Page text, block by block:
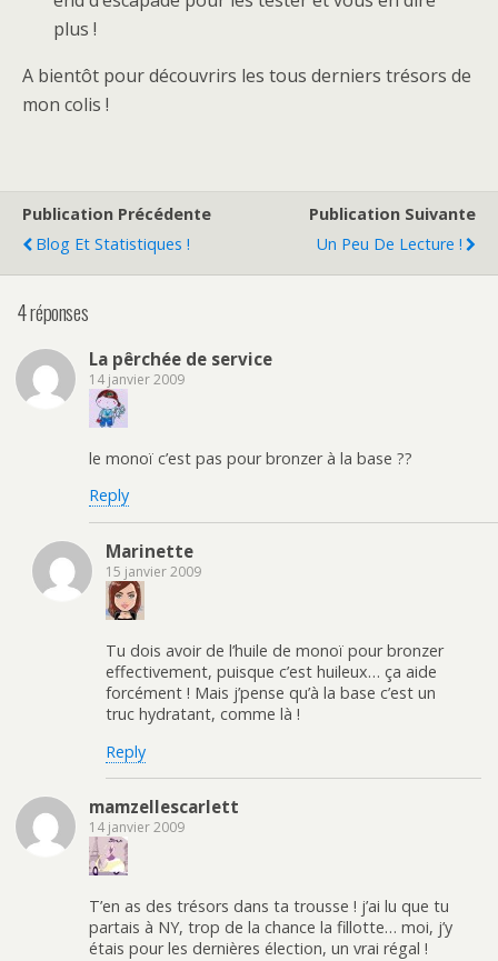
plus !
A bientôt pour découvrirs les tous derniers trésors de
mon colis !
Publication Précédente
Blog Et Statistiques !
Publication Suivante
Un Peu De Lecture !
4 réponses
La pêrchée de service
14 janvier 2009
le monoï c’est pas pour bronzer à la base ??
Reply
Marinette
15 janvier 2009
Tu dois avoir de l’huile de monoï pour bronzer
effectivement, puisque c’est huileux… ça aide
forcément ! Mais j’pense qu’à la base c’est un
truc hydratant, comme là !
Reply
mamzellescarlett
14 janvier 2009
T’en as des trésors dans ta trousse ! j’ai lu que tu
partais à NY, trop de la chance la fillotte… moi, j’y
étais pour les dernières élection, un vrai régal !